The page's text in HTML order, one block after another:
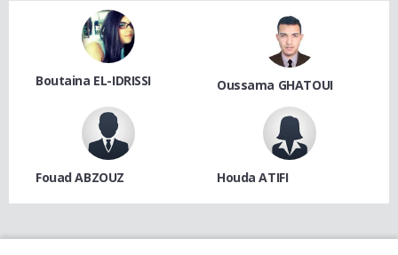
Boutaina EL-IDRISSI Oussama GHATOUI
Fouad ABZOUZ Houda ATIFI